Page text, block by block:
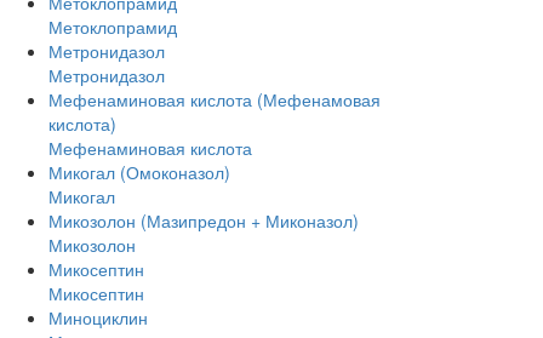
Метоклопрамид
Метронидазол
Метронидазол
Мефенаминовая кислота (Мефенамовая
кислота)
Мефенаминовая кислота
Микогал (Омоконазол)
Микогал
Микозолон (Мазипредон + Миконазол)
Микозолон
Микосептин
Микосептин
Миноциклин